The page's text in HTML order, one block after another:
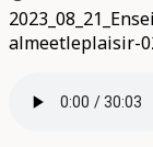
almeetleplaisir-